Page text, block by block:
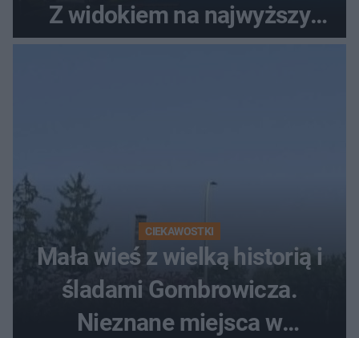
Z widokiem na najwyższy
szczyt Gór Świętokrzyskich
CIEKAWOSTKI
Mała wieś z wielką historią i
śladami Gombrowicza.
Nieznane miejsca w